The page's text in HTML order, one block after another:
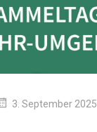
3. September 2025